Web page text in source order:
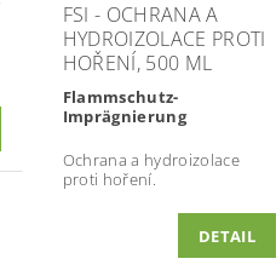
FSI - OCHRANA A
HYDROIZOLACE PROTI
HOŘENÍ, 500 ML
Flammschutz-
Imprägnierung
Ochrana a hydroizolace
proti hoření.
DETAIL